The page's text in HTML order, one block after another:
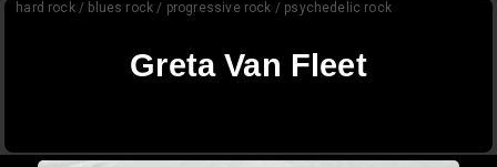
hard rock / blues rock / progressive rock / psychedelic rock
Greta Van Fleet